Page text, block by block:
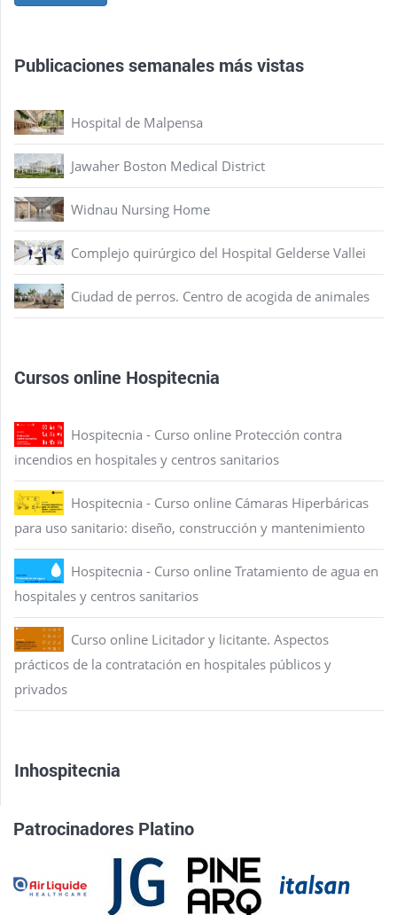
Publicaciones semanales más vistas
Hospital de Malpensa
Jawaher Boston Medical District
Widnau Nursing Home
Complejo quirúrgico del Hospital Gelderse Vallei
Ciudad de perros. Centro de acogida de animales
Cursos online Hospitecnia
Hospitecnia - Curso online Protección contra
incendios en hospitales y centros sanitarios
Hospitecnia - Curso online Cámaras Hiperbáricas
para uso sanitario: diseño, construcción y mantenimiento
Hospitecnia - Curso online Tratamiento de agua en
hospitales y centros sanitarios
Curso online Licitador y licitante. Aspectos
prácticos de la contratación en hospitales públicos y
privados
Inhospitecnia
Patrocinadores Platino